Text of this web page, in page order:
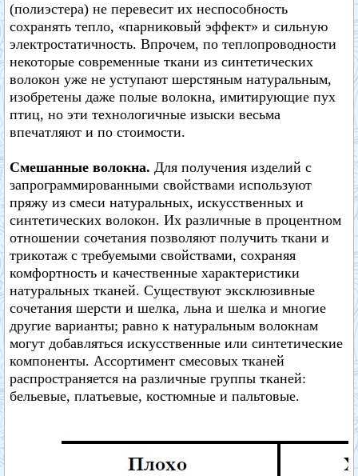
(полиэстера) не перевесит их неспособность
сохранять тепло, «парниковый эффект» и сильную
электростатичность. Впрочем, по теплопроводности
некоторые современные ткани из синтетических
волокон уже не уступают шерстяным натуральным,
изобретены даже полые волокна, имитирующие пух
птиц, но эти технологичные изыски весьма
впечатляют и по стоимости.
Смешанные волокна. Для получения изделий с
запрограммированными свойствами используют
пряжу из смеси натуральных, искусственных и
синтетических волокон. Их различные в процентном
отношении сочетания позволяют получить ткани и
трикотаж с требуемыми свойствами, сохраняя
комфортность и качественные характеристики
натуральных тканей. Существуют эксклюзивные
сочетания шерсти и шелка, льна и шелка и многие
другие варианты; равно к натуральным волокнам
могут добавляться искусственные или синтетические
компоненты. Ассортимент смесовых тканей
распространяется на различные группы тканей:
бельевые, платьевые, костюмные и пальтовые.